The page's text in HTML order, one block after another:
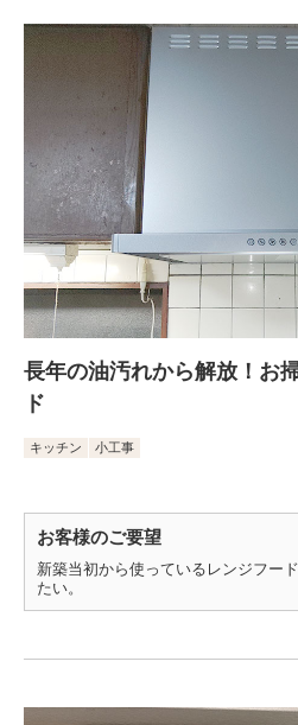
長年の油汚れから解放！お
ド
キッチン 小工事
お客様のご要望
新築当初から使っているレンジフー
たい。